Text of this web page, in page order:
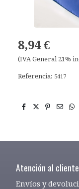
8,94 €
(IVA General 21%
Referencia: 5417
Atención al cliente
Envíos y